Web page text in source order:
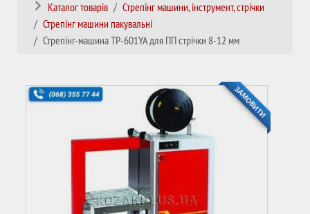
Каталог товарів
Стрепінг машини, інструмент, стрічки
Стрепінг машини пакувальні
Стрепінг-машина TP-601YA для ПП стрічки 8-12 мм
ЗАМОВИТИ